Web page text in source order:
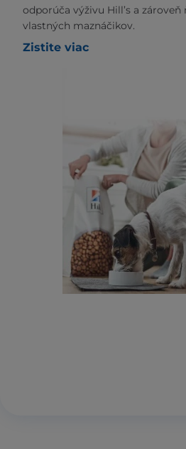
odporúča výživu Hill’s a
vlastných maznáčikov.
Zistite viac